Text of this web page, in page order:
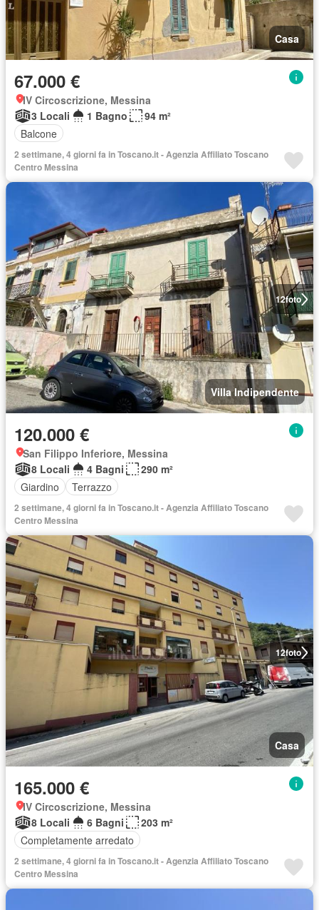
Casa
67.000 €
IV Circoscrizione, Messina
3 Locali
1 Bagno
94 m²
Balcone
2 settimane, 4 giorni fa in Toscano.it - Agenzia Affiliato Toscano
Centro Messina
12foto
Villa Indipendente
120.000 €
San Filippo Inferiore, Messina
8 Locali
4 Bagni
290 m²
Giardino
Terrazzo
2 settimane, 4 giorni fa in Toscano.it - Agenzia Affiliato Toscano
Centro Messina
12foto
Casa
165.000 €
IV Circoscrizione, Messina
8 Locali
6 Bagni
203 m²
Completamente arredato
2 settimane, 4 giorni fa in Toscano.it - Agenzia Affiliato Toscano
Centro Messina